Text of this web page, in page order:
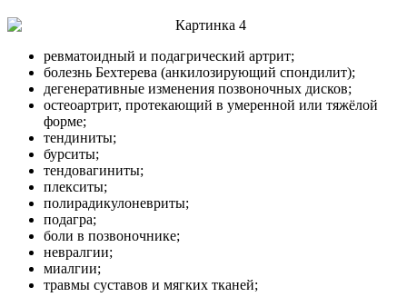
ревматоидный и подагрический артрит;
болезнь Бехтерева (анкилозирующий спондилит);
дегенеративные изменения позвоночных дисков;
остеоартрит, протекающий в умеренной или тяжёлой
форме;
тендиниты;
бурситы;
тендовагиниты;
плекситы;
полирадикулоневриты;
подагра;
боли в позвоночнике;
невралгии;
миалгии;
травмы суставов и мягких тканей;